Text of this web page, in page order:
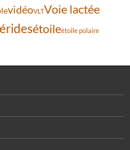
vidéoVLTVoie lactée
étoileétoile polaire